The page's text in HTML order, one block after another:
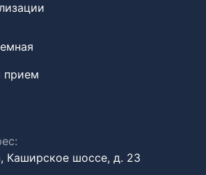
прием
Каширское шоссе, д. 23